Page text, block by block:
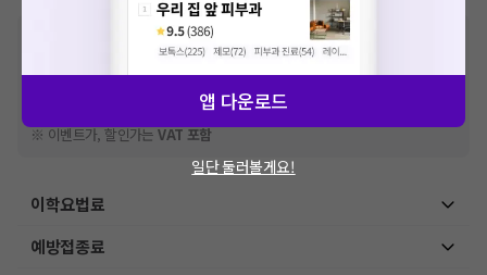
비급여 항목의 경우,추가비용 등으로 실제 가격과 상이할 수 있으니, 정확
한 가격은 해당 의료기관에 직접 문의해주세요.
※급여 항목의 경우,건강보험심사평가원에 고지되어 있는 급여 진료 기준 가
격입니다. (진료와 연관된 복합적인 비용이 추가되어, 병원마다 금액이 다르게
산정될 수 있는 점 참고 바랍니다.)
※ 이벤트가, 할인가는VAT 포함
이학요법료
예방접종료
앱 다운로드
일단 둘러볼게요!